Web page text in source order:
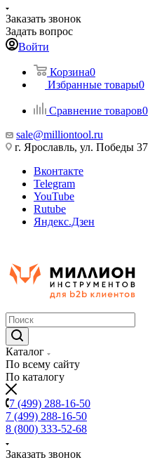
Заказать звонок
Задать вопрос
Войти
Корзина0
Избранные товары0
Сравнение товаров0
sale@milliontool.ru
г. Ярославль, ул. Победы 37
Вконтакте
Telegram
YouTube
Rutube
Яндекс.Дзен
Каталог
По всему сайту
По каталогу
7 (499) 288-16-50
7 (499) 288-16-50
8 (800) 333-52-68
Заказать звонок